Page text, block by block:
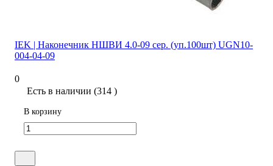
IEK | Наконечник НШВИ 4.0-09 сер. (уп.100шт) UGN10-
004-04-09
0
Есть в наличии (314 )
В корзину